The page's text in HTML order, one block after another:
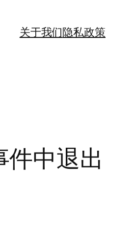
关于我们隐私政策
中退出